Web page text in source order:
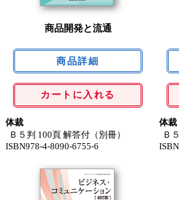
商品開発と流通
カートに入れる
体裁
Ｂ５判 100頁 解答付（別冊）
ISBN978-4-8090-6755-6
体裁
Ｂ